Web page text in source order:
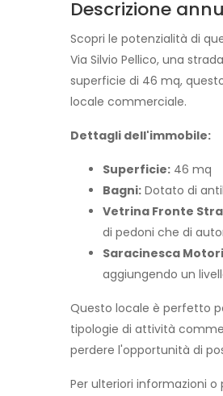
Descrizione
Scopri le potenzialità di
Via Silvio Pellico, una
superficie di 46 mq,
locale commerciale.
Dettagli dell'immobile:
Superficie: 46 mq
Bagni: Dotato di
Vetrina Fronte
di pedoni che di
Saracinesca
aggiungendo un
Questo locale è perfetto
tipologie di attività
perdere l'opportunità di
Per ulteriori informazioni